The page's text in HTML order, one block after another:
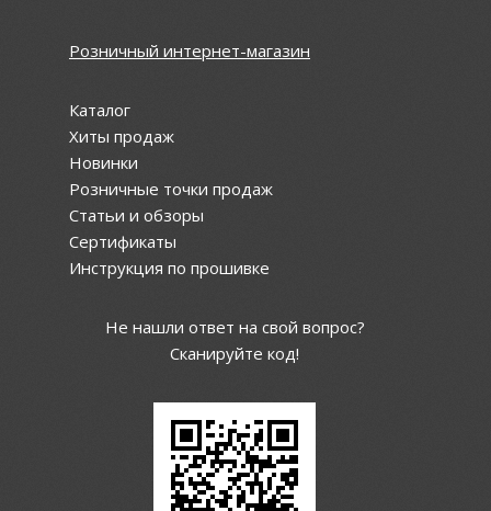
Розничный интернет-магазин
Каталог
Хиты продаж
Новинки
Розничные точки продаж
Статьи и обзоры
Сертификаты
Инструкция по прошивке
Не нашли ответ на свой вопрос?
Сканируйте код!